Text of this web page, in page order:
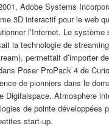
Adobe Systems
3D interactif pour le web
l’Internet. Le système
la technologie de
permettait d’importer
Poser ProPack 4 de
de pionniers dans le
Digitalspace. Atmosphere
de pointe développées
start-up.